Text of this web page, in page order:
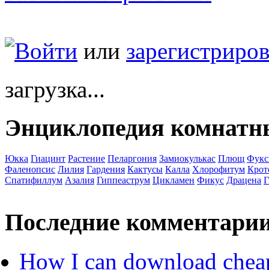
Войти или
загрузка...
Энциклопедия
Юкка Гиацинт Растение Пеларгония Замиокулькас Плющ
Фаленопсис Лилия Гардения Кактусы Калла Хлорофитум
Спатифиллум Азалия Гиппеаструм Цикламен Фикус Драцена
Последние
How I can download